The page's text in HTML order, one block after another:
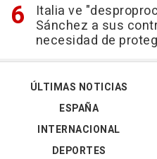
Italia ve
Sánchez a sus
necesidad de
ÚLTIMAS NOTICIAS
ESPAÑA
INTERNACIONAL
DEPORTES